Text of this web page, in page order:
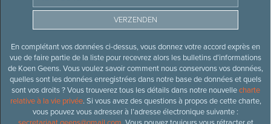
En complétant vos données ci-dessus, vous donnez votre accord exprès en
vue de faire partie de la liste pour recevrez alors les bulletins d’informations
de Koen Geens. Vous voulez savoir comment nous conservons vos données,
quelles sont les données enregistrées dans notre base de données et quels
sont vos droits ? Vous trouverez tous les détails dans notre nouvellecharte
relative à la vie privée. Si vous avez des questions à propos de cette charte,
vous pouvez vous adresser à l’adresse électronique suivante :